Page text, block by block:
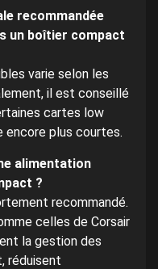
recommandée
un boîtier compact
varie selon les
il est conseillé
cartes low
plus courtes.
alimentation
?
recommandé.
celles de Corsair
la gestion des
réduisent